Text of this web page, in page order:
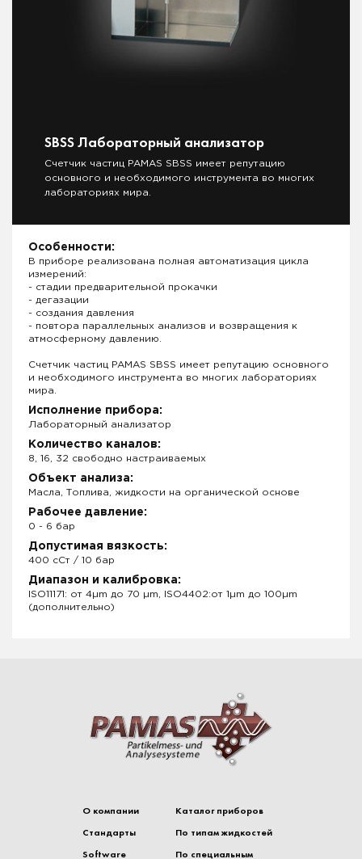
SBSS Лабораторный анализатор
Счетчик частиц PAMAS SBSS имеет репутацию
основного и необходимого инструмента во многих
лабораториях мира.
Особенности:
В приборе реализована полная автоматизация цикла
измерений:
- стадии предварительной прокачки
- дегазации
- создания давления
- повтора параллельных анализов и возвращения к
атмосферному давлению.
Счетчик частиц PAMAS SBSS имеет репутацию основного
и необходимого инструмента во многих лабораториях
мира.
Исполнение прибора:
Лабораторный анализатор
Количество каналов:
8, 16, 32 свободно настраиваемых
Объект анализа:
Масла, Топлива, жидкости на органической основе
Рабочее давление:
0 - 6 бар
Допустимая вязкость:
400 сСт / 10 бар
Диапазон и калибровка:
ISO11171: от 4µm до 70 µm, ISO4402:от 1µm до 100µm
(дополнительно)
О компании
Стандарты
Software
Каталог приборов
По типам жидкостей
По специальным